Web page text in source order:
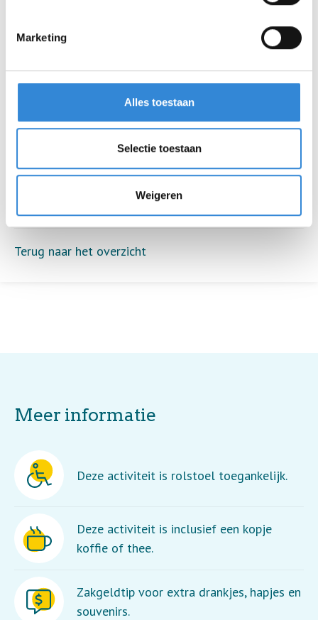
Marketing
Alles toestaan
Selectie toestaan
Weigeren
Locatie
Thema
Ontmoeten
Aanmelden is niet meer mogelijk.
Terug naar het overzicht
Meer informatie
Deze activiteit is rolstoel toegankelijk.
Deze activiteit is inclusief een kopje
koffie of thee.
Zakgeldtip voor extra drankjes, hapjes en
souvenirs.